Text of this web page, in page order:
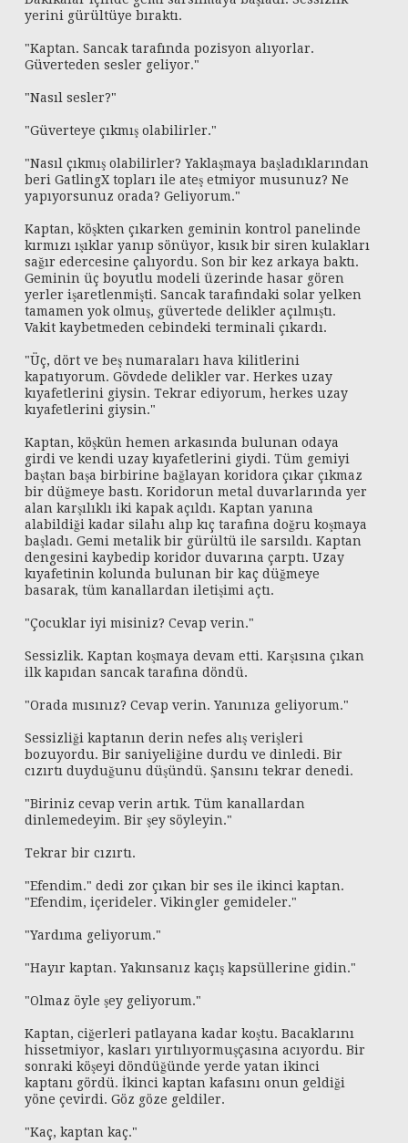
yerini gürültüye bıraktı.
"Kaptan. Sancak tarafında pozisyon alıyorlar.
Güverteden sesler geliyor."
"Nasıl sesler?"
"Güverteye çıkmış olabilirler."
"Nasıl çıkmış olabilirler? Yaklaşmaya başladıklarından
beri GatlingX topları ile ateş etmiyor musunuz? Ne
yapıyorsunuz orada? Geliyorum."
Kaptan, köşkten çıkarken geminin kontrol panelinde
kırmızı ışıklar yanıp sönüyor, kısık bir siren kulakları
sağır edercesine çalıyordu. Son bir kez arkaya baktı.
Geminin üç boyutlu modeli üzerinde hasar gören
yerler işaretlenmişti. Sancak tarafındaki solar yelken
tamamen yok olmuş, güvertede delikler açılmıştı.
Vakit kaybetmeden cebindeki terminali çıkardı.
"Üç, dört ve beş numaraları hava kilitlerini
kapatıyorum. Gövdede delikler var. Herkes uzay
kıyafetlerini giysin. Tekrar ediyorum, herkes uzay
kıyafetlerini giysin."
Kaptan, köşkün hemen arkasında bulunan odaya
girdi ve kendi uzay kıyafetlerini giydi. Tüm gemiyi
baştan başa birbirine bağlayan koridora çıkar çıkmaz
bir düğmeye bastı. Koridorun metal duvarlarında yer
alan karşılıklı iki kapak açıldı. Kaptan yanına
alabildiği kadar silahı alıp kıç tarafına doğru koşmaya
başladı. Gemi metalik bir gürültü ile sarsıldı. Kaptan
dengesini kaybedip koridor duvarına çarptı. Uzay
kıyafetinin kolunda bulunan bir kaç düğmeye
basarak, tüm kanallardan iletişimi açtı.
"Çocuklar iyi misiniz? Cevap verin."
Sessizlik. Kaptan koşmaya devam etti. Karşısına çıkan
ilk kapıdan sancak tarafına döndü.
"Orada mısınız? Cevap verin. Yanınıza geliyorum."
Sessizliği kaptanın derin nefes alış verişleri
bozuyordu. Bir saniyeliğine durdu ve dinledi. Bir
cızırtı duyduğunu düşündü. Şansını tekrar denedi.
"Biriniz cevap verin artık. Tüm kanallardan
dinlemedeyim. Bir şey söyleyin."
Tekrar bir cızırtı.
"Efendim." dedi zor çıkan bir ses ile ikinci kaptan.
"Efendim, içerideler. Vikingler gemideler."
"Yardıma geliyorum."
"Hayır kaptan. Yakınsanız kaçış kapsüllerine gidin."
"Olmaz öyle şey geliyorum."
Kaptan, ciğerleri patlayana kadar koştu. Bacaklarını
hissetmiyor, kasları yırtılıyormuşçasına acıyordu. Bir
sonraki köşeyi döndüğünde yerde yatan ikinci
kaptanı gördü. İkinci kaptan kafasını onun geldiği
yöne çevirdi. Göz göze geldiler.
"Kaç, kaptan kaç."